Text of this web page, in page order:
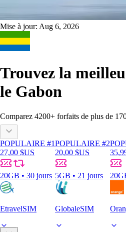
Mise à jour: Aug 6, 2026
Trouvez la
le Gabon
Comparez 4200+ forfaits de plus de
POPULAIRE #1
27,00 $US
20GB • 30 jours
EtravelSIM
POPULAIRE #2
20,00 $US
5GB • 21 jours
GlobaleSIM